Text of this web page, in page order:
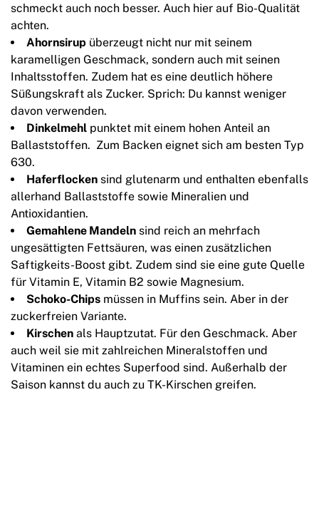
schmeckt auch noch besser. Auch hier auf Bio-Qualität
achten.
Ahornsirup überzeugt nicht nur mit seinem
karamelligen Geschmack, sondern auch mit seinen
Inhaltsstoffen. Zudem hat es eine deutlich höhere
Süßungskraft als Zucker. Sprich: Du kannst weniger
davon verwenden.
Dinkelmehl punktet mit einem hohen Anteil an
Ballaststoffen. Zum Backen eignet sich am besten Typ
630.
Haferflocken sind glutenarm und enthalten ebenfalls
allerhand Ballaststoffe sowie Mineralien und
Antioxidantien.
Gemahlene Mandeln sind reich an mehrfach
ungesättigten Fettsäuren, was einen zusätzlichen
Saftigkeits-Boost gibt. Zudem sind sie eine gute Quelle
für Vitamin E, Vitamin B2 sowie Magnesium.
Schoko-Chips müssen in Muffins sein. Aber in der
zuckerfreien Variante.
Kirschen als Hauptzutat. Für den Geschmack. Aber
auch weil sie mit zahlreichen Mineralstoffen und
Vitaminen ein echtes Superfood sind. Außerhalb der
Saison kannst du auch zu TK-Kirschen greifen.